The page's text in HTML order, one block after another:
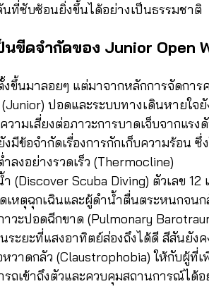
ที่ซับซ้อนยิ่งขึ้นได้อย่างเป็นธรรมชาติ
นขีดจำกัดของ Junior Open
งขึ้นมาลอยๆ แต่มาจากหลักการจัดกา
ปอดและระบบทางเดินหายใ
วามเสี่ยงต่อภาวะการบาดเจ็บจากแร
มีข้อจำกัดเรื่องการกักเก็บความร้อน ซึ่
งอย่างรวดเร็ว (Thermocline)
(Discover Scuba Diving) ตัวเลข
เหตุฉุกเฉินและผู้ดำน้ำตื่นตระหนกจน
วะปอดฉีกขาด (Pulmonary
ระยะที่แสงอาทิตย์ส่องถึงได้ดี สีสันยัง
วาดกลัว (Claustrophobia) ให้กับผู้ที่
ถเข้าถึงตัวและควบคุมสถานการณ์ได้